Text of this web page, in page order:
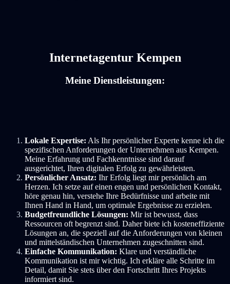
Internetagentur Kempen
Meine Dienstleistungen:
Lokale Expertise: Als Ihr persönlicher Experte kenne ich die
spezifischen Anforderungen der Unternehmen aus Kempen.
Meine Erfahrung und Fachkenntnisse sind darauf
ausgerichtet, Ihren digitalen Erfolg zu gewährleisten.
Persönlicher Ansatz: Ihr Erfolg liegt mir persönlich am
Herzen. Ich setze auf einen engen und persönlichen Kontakt,
höre genau hin, verstehe Ihre Bedürfnisse und arbeite mit
Ihnen Hand in Hand, um optimale Ergebnisse zu erzielen.
Budgetfreundliche Lösungen: Mir ist bewusst, dass
Ressourcen oft begrenzt sind. Daher biete ich kosteneffiziente
Lösungen an, die speziell auf die Anforderungen von kleinen
und mittelständischen Unternehmen zugeschnitten sind.
Einfache Kommunikation: Klare und verständliche
Kommunikation ist mir wichtig. Ich erkläre alle Schritte im
Detail, damit Sie stets über den Fortschritt Ihres Projekts
informiert sind.